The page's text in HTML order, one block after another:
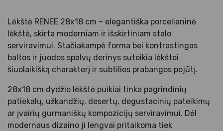
Lėkštė RENEE 28x18 cm – elegantiška porcelianinė
lėkštė, skirta moderniam ir išskirtiniam stalo
serviravimui. Stačiakampė forma bei kontrastingas
baltos ir juodos spalvų derinys suteikia lėkštei
šiuolaikišką charakterį ir subtilios prabangos pojūtį.
28x18 cm dydžio lėkštė puikiai tinka pagrindinių
patiekalų, užkandžių, desertų, degustacinių pateikimų
ar įvairių gurmaniškų kompozicijų serviravimui. Dėl
modernaus dizaino ji lengvai pritaikoma tiek